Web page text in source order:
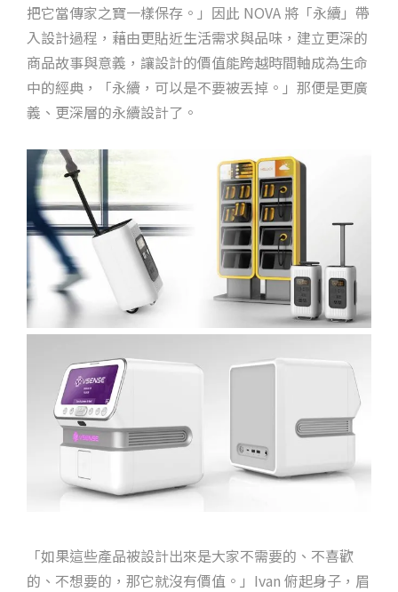
把它當傳家之寶一樣保存。」因此 NOVA 將「永續」帶
入設計過程，藉由更貼近生活需求與品味，建立更深的
商品故事與意義，讓設計的價值能跨越時間軸成為生命
中的經典，「永續，可以是不要被丟掉。」那便是更廣
義、更深層的永續設計了。
「如果這些產品被設計出來是大家不需要的、不喜歡
的、不想要的，那它就沒有價值。」Ivan 俯起身子，眉